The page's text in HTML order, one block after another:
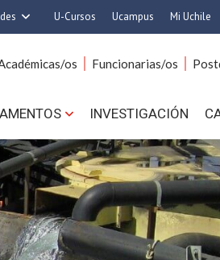
Ciencias
Veterinarias y Pecuarias
Derecho
y Humanidades
Medicina
Avanzados en Educación
U-Cursos Ucampus Mi Uchile
os Funcionarias/os
INVESTIGACIÓN